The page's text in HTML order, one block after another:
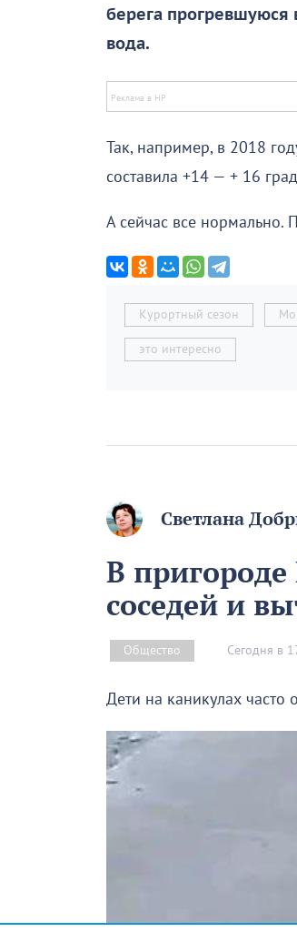
берега прогревшуюся
вода.
Так, например, в 2018
составила +14 — + 16
А сейчас все нормально.
Курортный сезон
это интересно
Светлана
В пригороде
соседей и
Общество Сегодня в
Дети на каникулах часто